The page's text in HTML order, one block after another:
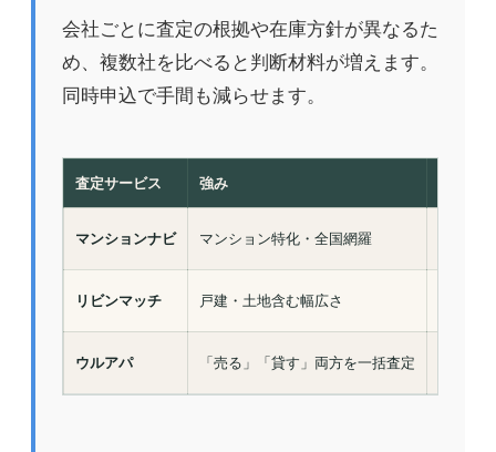
会社ごとに査定の根拠や在庫方針が異なるた
め、複数社を比べると判断材料が増えます。
同時申込で手間も減らせます。
査定サービス 強み
マンションナビ マンション特化・全国網羅
リビンマッチ 戸建・土地含む幅広さ
ウルアパ 「売る」「貸す」両方を一括査定